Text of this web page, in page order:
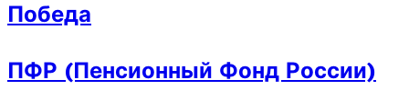
Победа
ПФР (Пенсионный Фонд России)